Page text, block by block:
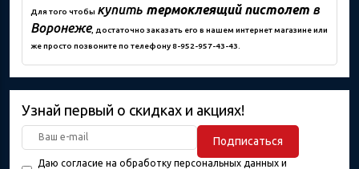
Для того чтобы купить термоклеящий пистолет в
Воронеже, достаточно заказать его в нашем интернет магазине или
же просто позвоните по телефону 8-952-957-43-43.
Узнай первый о скидках и акциях!
Подписаться
Даю согласие на обработку персональных данных и